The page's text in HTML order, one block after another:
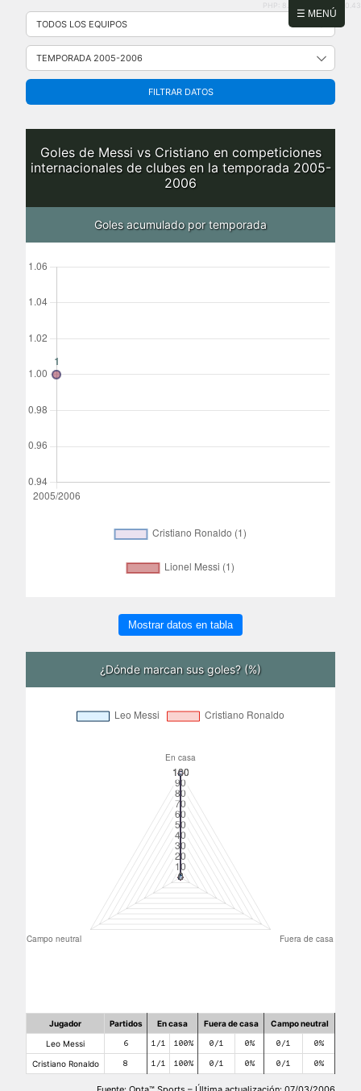
☰ MENÚ
Saltar
contenido
PHP: 8.2.31 | MySQL: 8.0.43
FILTRAR DATOS
Goles de Messi vs Cristiano en competiciones
internacionales de clubes en la temporada 2005-
2006
Goles acumulado por temporada
Mostrar datos en tabla
¿Dónde marcan sus goles? (%)
Jugador Partidos En casa Fuera de casa Campo neutral
Leo Messi 6 1/1 100% 0/1 0% 0/1 0%
Cristiano Ronaldo 8 1/1 100% 0/1 0% 0/1 0%